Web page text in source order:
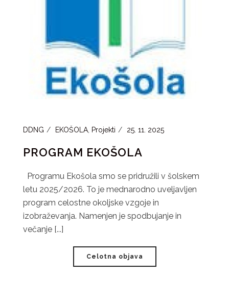
DDNG EKOŠOLA Projekti 25. 11. 2025
PROGRAM EKOŠOLA
Programu Ekošola smo se pridružili v šolskem
letu 2025/2026. To je mednarodno uveljavljen
program celostne okoljske vzgoje in
izobraževanja. Namenjen je spodbujanje in
večanje [...]
Celotna objava